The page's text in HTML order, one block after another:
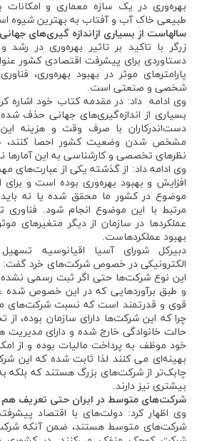
بهره‌وری در یک سازه معماری و امکانات
طبیعی خاک آب و آفتاب به بهترین شیوه
سالهاست از بسیاری ازاندازه گیری‌های
زرگر با تاکید بر تاثیر بهره‌وری در رشد
دستاوردی برای پیشرفت اقتصادی کشور
شخصی و صنعتی است.
وی ادامه داد: در مقدمه کتاب خود اشاره
بسیاری از اندازه‌گیری‌های جهانی حذف
دست‌اندرکاران با صرف وقت و هزینه این
مشخص شدن وضعیت کشور احصا کنند،
نظرهای تخصصی و کارشناسی به این آمارها
افزایش و بهبود بهره‌وری بوده است و
موضوع در کشور ما محقق شده یا نه
مرتبط با این موضوع انجام شود. فناوری
عملکردها در سازمان از دیگر متغیرهای
بهبود عملکردهاست.
دبیرکل شورای آسیا اقیانوسیه
الکترونیکی در خصوص شرکت‌های خرد گفت:
این نوع شرکت‌ها حتی اگر ثبت رسمی نشده‌
و طبق برآوردهایی که در این خصوص شده
قوی و قدرتمند است که نسبت شرکت‌های
چرا که این شرکت‌ها دارای سازمان بوده، از
حالت خانوادگی خارج شده و دارای مدیریت
خود موظف به پرداخت مالیات بوده و از
بهینه‌ای می کنند لذا ثابت شده که این
چابک‌تر از شرکت‌های بزرگ هستند که بلکه
بیشتری نیز دارند.
شرکت‌های متوسط در ایران حتی تعریف هم
وی اظهار کرد: دولت‌های با اقتصاد
شرکت‌های متوسط هستند، ضمن آنکه